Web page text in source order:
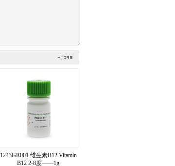
1243GR001 维生素B12 Vitamin
B12 2-8度——1g